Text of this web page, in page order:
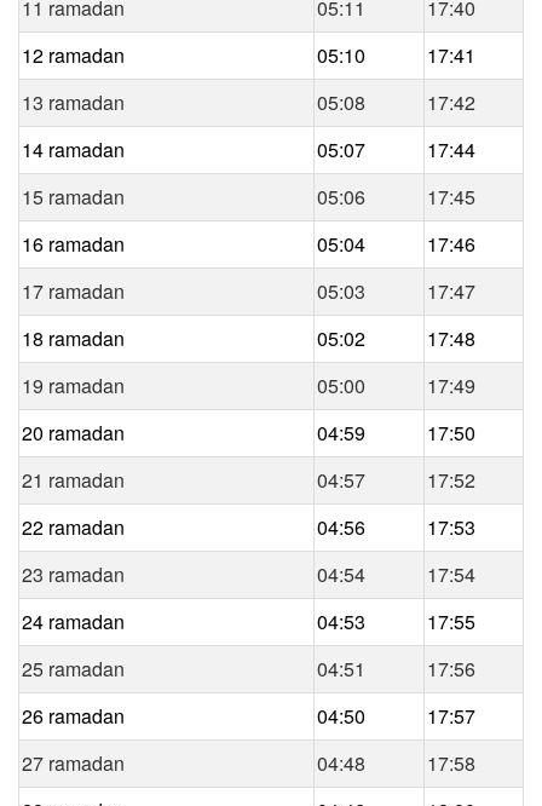
11 ramadan 05:11
17:40
12 ramadan
05:10
17:41
13 ramadan
05:08
17:42
14 ramadan
05:07
17:44
15 ramadan
05:06
17:45
16 ramadan
05:04
17:46
17 ramadan
05:03
17:47
18 ramadan
05:02
17:48
19 ramadan
05:00
17:49
20 ramadan
04:59
17:50
21 ramadan
04:57
17:52
22 ramadan
04:56
17:53
23 ramadan
04:54
17:54
24 ramadan
04:53
17:55
25 ramadan
04:51
17:56
26 ramadan
04:50
17:57
27 ramadan
04:48
17:58